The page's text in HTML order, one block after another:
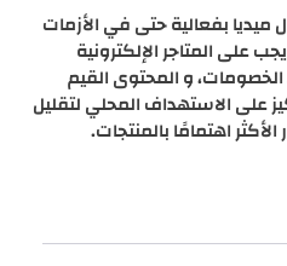
بفعالية حتى في الأزمات
على المتاجر الإلكترونية
الخصومات، و المحتوى القيم
على الاستهداف المحلي لتقليل
اهتمامًا بالمنتجات.